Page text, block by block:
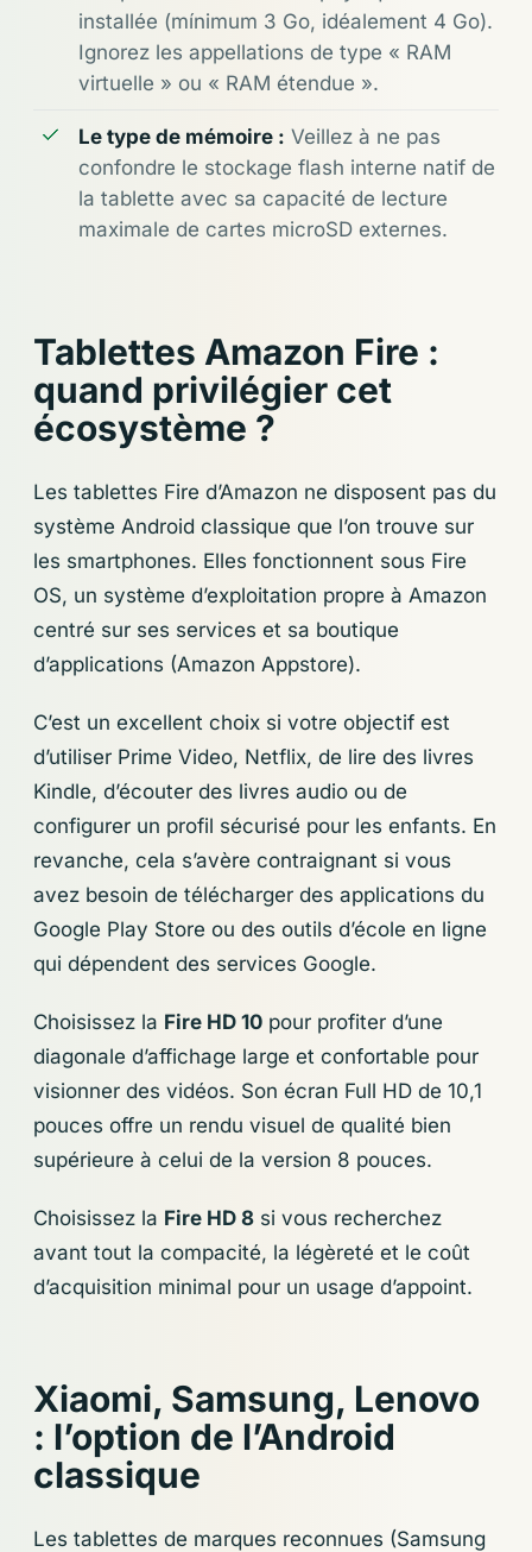
installée (mínimum 3 Go, idéalement 4 Go).
Ignorez les appellations de type « RAM
virtuelle » ou « RAM étendue ».
Le type de mémoire : Veillez à ne pas
confondre le stockage flash interne natif de
la tablette avec sa capacité de lecture
maximale de cartes microSD externes.
Tablettes Amazon Fire :
quand privilégier cet
écosystème ?
Les tablettes Fire d’Amazon ne disposent pas du
système Android classique que l’on trouve sur
les smartphones. Elles fonctionnent sous Fire
OS, un système d’exploitation propre à Amazon
centré sur ses services et sa boutique
d’applications (Amazon Appstore).
C’est un excellent choix si votre objectif est
d’utiliser Prime Video, Netflix, de lire des livres
Kindle, d’écouter des livres audio ou de
configurer un profil sécurisé pour les enfants. En
revanche, cela s’avère contraignant si vous
avez besoin de télécharger des applications du
Google Play Store ou des outils d’école en ligne
qui dépendent des services Google.
Choisissez la Fire HD 10 pour profiter d’une
diagonale d’affichage large et confortable pour
visionner des vidéos. Son écran Full HD de 10,1
pouces offre un rendu visuel de qualité bien
supérieure à celui de la version 8 pouces.
Choisissez la Fire HD 8 si vous recherchez
avant tout la compacité, la légèreté et le coût
d’acquisition minimal pour un usage d’appoint.
Xiaomi, Samsung, Lenovo
: l’option de l’Android
classique
Les tablettes de marques reconnues (Samsung